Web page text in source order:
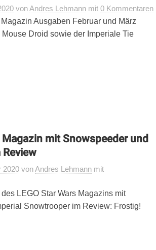
vonAndres Lehmann mit0 Kommentaren
Ausgaben Februar und März
Droid sowie der Imperiale Tie
Magazin mit Snowspeeder und
2020 vonAndres Lehmann mit
LEGO Star Wars Magazins mit
Snowtrooper im Review: Frostig!